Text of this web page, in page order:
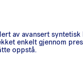
av avansert
enkelt gjennom
oppstå.